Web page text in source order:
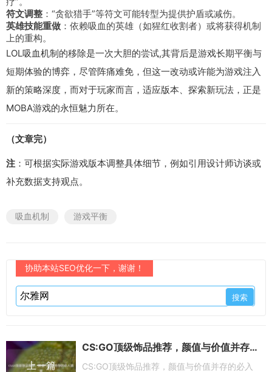
符文调整 ：“贪欲猎手”等符文可能转型为提供护盾或减伤。
英雄技能重做 ：依赖吸血的英雄（如猩红收割者）或将获得机制
上的重构。
LOL吸血机制的移除是一次大胆的尝试,其背后是游戏长期平衡与
短期体验的博弈，尽管阵痛难免，但这一改动或许能为游戏注入
新的策略深度，而对于玩家而言，适应版本、探索新玩法，正是
MOBA游戏的永恒魅力所在。
（文章完）
注 ：可根据实际游戏版本调整具体细节，例如引用设计师访谈或
补充数据支持观点。
吸血机制 游戏平衡
协助本站SEO优化一下，谢谢！
上一篇
CS:GO顶级饰品推荐，颜值与价值并存的必入清单
CS:GO顶级饰品推荐，颜值与价值并存的必入